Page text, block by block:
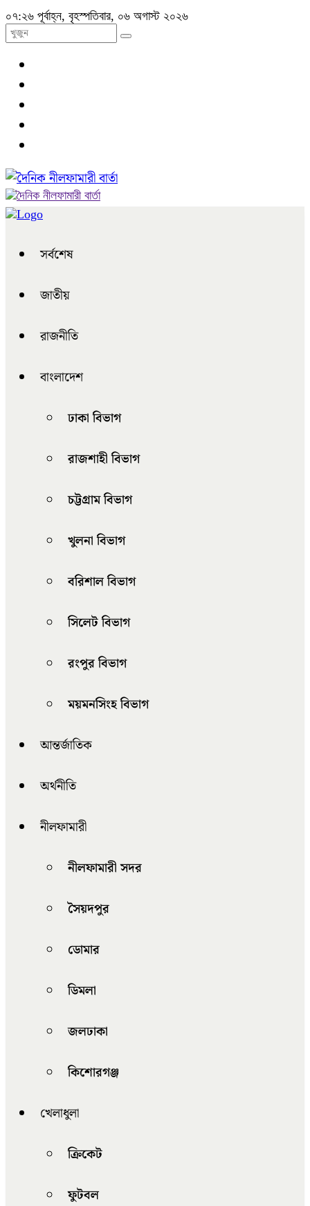
০৭:২৬ পূর্বাহ্ন, বৃহস্পতিবার, ০৬ অগাস্ট ২০২৬
সর্বশেষ
জাতীয়
রাজনীতি
বাংলাদেশ
ঢাকা বিভাগ
রাজশাহী বিভাগ
চট্টগ্রাম বিভাগ
খুলনা বিভাগ
বরিশাল বিভাগ
সিলেট বিভাগ
রংপুর বিভাগ
ময়মনসিংহ বিভাগ
আন্তর্জাতিক
অর্থনীতি
নীলফামারী
নীলফামারী সদর
সৈয়দপুর
ডোমার
ডিমলা
জলঢাকা
কিশোরগঞ্জ
খেলাধুলা
ক্রিকেট
ফুটবল